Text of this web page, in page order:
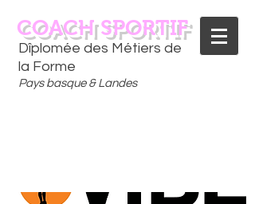
Dîplomée des Métiers de
la Forme
Pays basque & Landes
COACH SPORTIF